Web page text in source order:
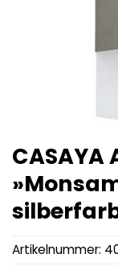
Artikelnummer: